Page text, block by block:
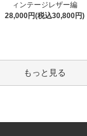
ィンテージレザー編
28,000円(税込30,800円)
もっと見る